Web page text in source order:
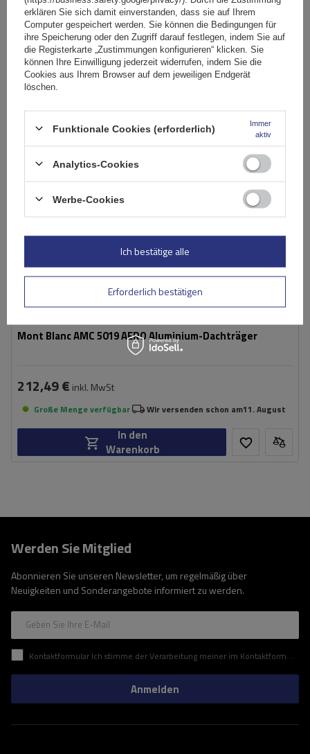
179,59 €inkl. MwSt
Große Menge verfügbar Wir versenden schon am11. August
In den
Warenkorb
Mont Blanc AMC 5019 AERO Aluminium-Dachträger
212,49 € inkl. MwSt
Große Menge verfügbar Wir versenden schon am11. August
In den
Warenkorb
Werden Sie Mitglied
Abonnieren Sie unseren Newsletter, um regelmäßig über
Neuigkeiten und Sonderangebote informiert zu werden.
Geben Sie Ihre E-Mail
Kontaktformular Ich stimme der Verarbeitung meiner im Kontaktformular enthaltenen personenbezogenen Daten gemäß der Verordnung (EU) des Europäischen Parlaments und des Rates zu.
Anmelden
erklären Sie sich damit einverstanden, dass sie auf Ihrem
Computer gespeichert werden. Sie können die Bedingungen für
ihre Speicherung oder den Zugriff darauf festlegen, indem Sie auf
die Registerkarte „Zustimmungen konfigurieren“ klicken. Sie
können Ihre Einwilligung jederzeit widerrufen, indem Sie die
Cookies aus Ihrem Browser auf dem jeweiligen Endgerät
löschen.
Funktionale Cookies (erforderlich)
Immer
aktiv
Analytics-Cookies
Werbe-Cookies
Erforderlich bestätigen
Ich bestätige alle